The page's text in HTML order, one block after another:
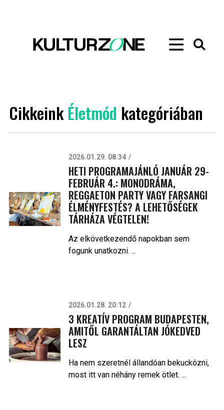
CikkeinkÉletmód kategóriában
2026.01.29. 08:34
HETI PROGRAMAJÁNLÓ JANUÁR 29-
FEBRUÁR 4.: MONODRÁMA,
REGGAETON PARTY VAGY FARSANGI
ÉLMÉNYFESTÉS? A LEHETŐSÉGEK
TÁRHÁZA VÉGTELEN!
Az elkövetkezendő napokban sem
fogunk unatkozni. ...
2026.01.28. 20:12
3 KREATÍV PROGRAM BUDAPESTEN,
AMITŐL GARANTÁLTAN JÓKEDVED
LESZ
Ha nem szeretnél állandóan bekuckózni,
most itt van néhány remek ötlet. ...